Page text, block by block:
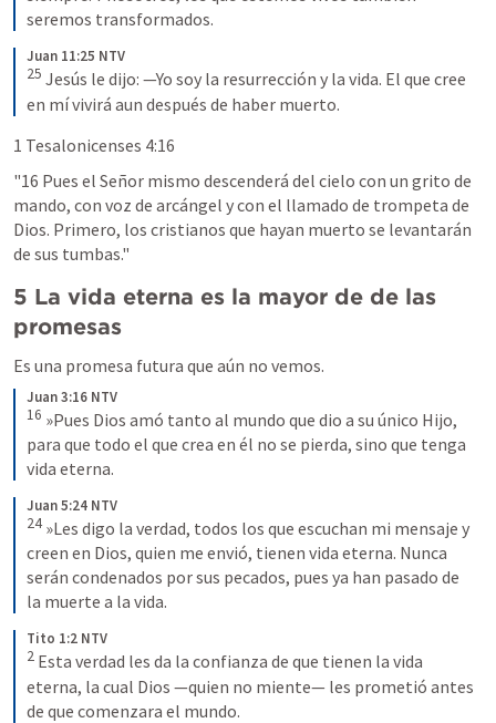
seremos transformados.
Juan 11:25 NTV
25 Jesús le dijo: —Yo soy la resurrección y la vida. El que cree
en mí vivirá aun después de haber muerto.
1 Tesalonicenses 4:16
"16 Pues el Señor mismo descenderá del cielo con un grito de
mando, con voz de arcángel y con el llamado de trompeta de
Dios. Primero, los cristianos que hayan muerto se levantarán
de sus tumbas."
5 La vida eterna es la mayor de de las
promesas
Es una promesa futura que aún no vemos.
Juan 3:16 NTV
16 »Pues Dios amó tanto al mundo que dio a su único Hijo,
para que todo el que crea en él no se pierda, sino que tenga
vida eterna.
Juan 5:24 NTV
24 »Les digo la verdad, todos los que escuchan mi mensaje y
creen en Dios, quien me envió, tienen vida eterna. Nunca
serán condenados por sus pecados, pues ya han pasado de
la muerte a la vida.
Tito 1:2 NTV
2 Esta verdad les da la confianza de que tienen la vida
eterna, la cual Dios —quien no miente— les prometió antes
de que comenzara el mundo.